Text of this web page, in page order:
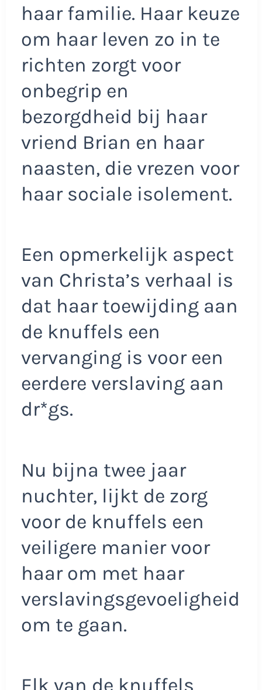
haar familie. Haar keuze
om haar leven zo in te
richten zorgt voor
onbegrip en
bezorgdheid bij haar
vriend Brian en haar
naasten, die vrezen voor
haar sociale isolement.
Een opmerkelijk aspect
van Christa’s verhaal is
dat haar toewijding aan
de knuffels een
vervanging is voor een
eerdere verslaving aan
dr*gs.
Nu bijna twee jaar
nuchter, lijkt de zorg
voor de knuffels een
veiligere manier voor
haar om met haar
verslavingsgevoeligheid
om te gaan.